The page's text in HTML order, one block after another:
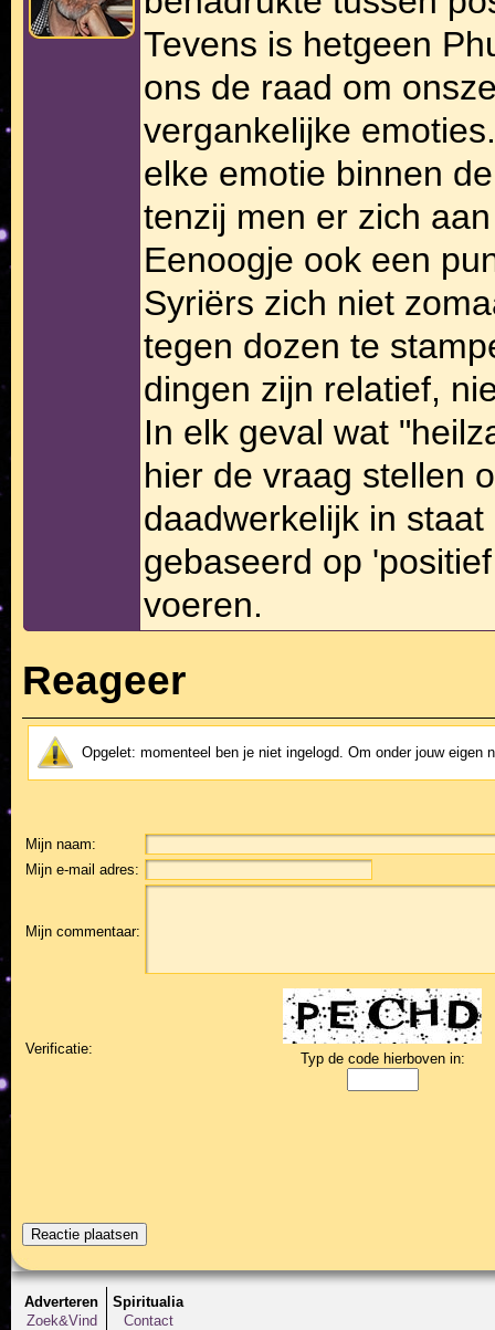
Tevens is hetgeen
ons de raad om
vergankelijke
elke emotie binnen
tenzij men er zich
Eenoogje ook een
Syriërs zich niet
tegen dozen te
dingen zijn relatief,
In elk geval wat
hier de vraag stellen
daadwerkelijk in
gebaseerd op
voeren.
Reageer
Opgelet: momenteel ben je niet ingelogd. Om onder jouw
Mijn naam:
Mijn e-mail adres:
Mijn commentaar:
Verificatie:
Typ de code hierboven in:
Adverteren
Zoek&Vind
Spiritualia
Contact